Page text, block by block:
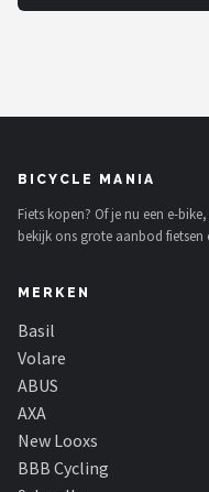
BICYCLE MANIA
Fiets kopen? Of je nu een e-
bekijk ons grote aanbod fietsen
MERKEN
Basil
Volare
ABUS
AXA
New Looxs
BBB Cycling